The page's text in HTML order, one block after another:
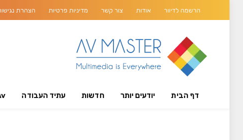
הרשמה לדיוור אודות צור קשר מדיניות פרטיות הצהרת
דף הבית יודעים יותר חדשות עתיד העבודה